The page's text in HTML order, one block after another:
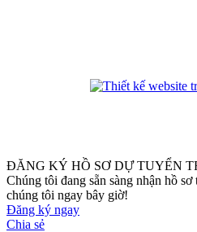
ĐĂNG KÝ HỒ SƠ DỰ TUYỂN
Chúng tôi đang sẵn sàng nhận hồ
chúng tôi ngay bây giờ!
Đăng ký ngay
Chia sẻ